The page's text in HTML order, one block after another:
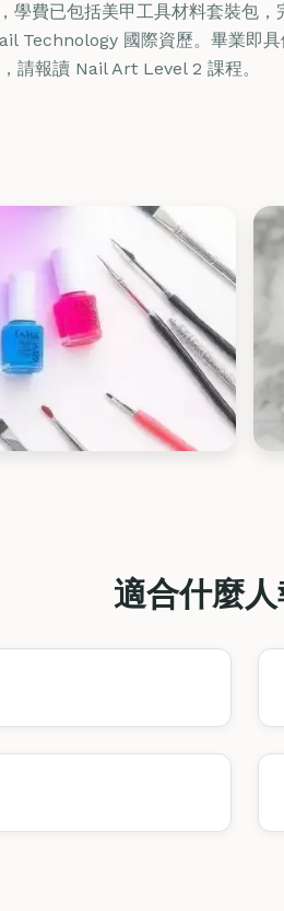
學費已包括美甲工具材料套裝包
Technology 國際資歷。畢業即具
請報讀 Nail Art Level 2 課程。
適合什麼人